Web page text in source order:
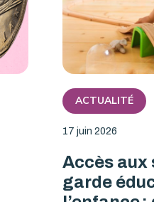
ACTUALITÉ
17 juin 2026
Accès aux
garde